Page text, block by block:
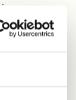
kitą
kitais